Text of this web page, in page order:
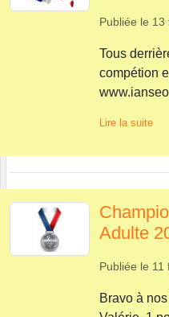
Publiée le 13
Tous
compétion
Lire la suite
Adulte
Publiée le 11
Bravo à